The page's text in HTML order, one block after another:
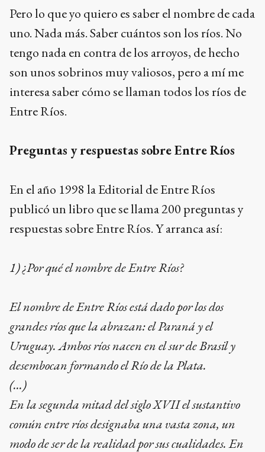
Pero lo que yo quiero es saber el nombre de cada
uno. Nada más. Saber cuántos son los ríos. No
tengo nada en contra de los arroyos, de hecho
son unos sobrinos muy valiosos, pero a mí me
interesa saber cómo se llaman todos los ríos de
Entre Ríos.
Preguntas y respuestas sobre Entre Ríos
En el año 1998 la Editorial de Entre Ríos
publicó un libro que se llama 200 preguntas y
respuestas sobre Entre Ríos. Y arranca así:
1) ¿Por qué el nombre de Entre Ríos?
El nombre de Entre Ríos está dado por los dos
grandes ríos que la abrazan: el Paraná y el
Uruguay. Ambos ríos nacen en el sur de Brasil y
desembocan formando el Río de la Plata.
(…)
En la segunda mitad del siglo XVII el sustantivo
común entre ríos designaba una vasta zona, un
modo de ser de la realidad por sus cualidades. En